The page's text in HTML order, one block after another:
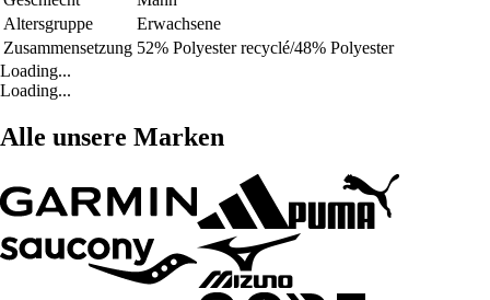
Altersgruppe
Erwachsene
Zusammensetzung 52% Polyester recyclé/48% Polyester
Loading...
Loading...
Alle unsere Marken